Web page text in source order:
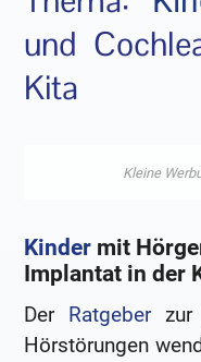
und
Kita
Kinder mit
Implantat in der
Der Ratgeberzur
Hörstörungen